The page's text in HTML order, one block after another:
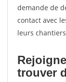
demande de
contact avec
leurs
trouver